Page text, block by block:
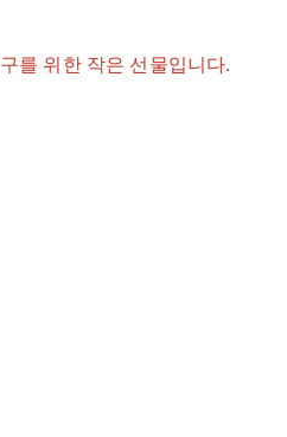
를 위한 작은 선물입니다.